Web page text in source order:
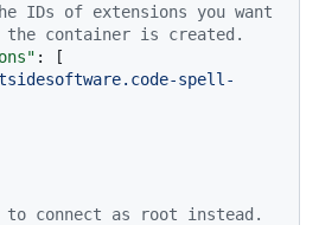
IDs of extensions you want
the container is created.
:
[
spell-
to connect as root instead.